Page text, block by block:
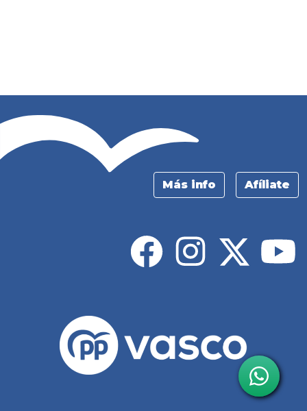
Más info Afíliate